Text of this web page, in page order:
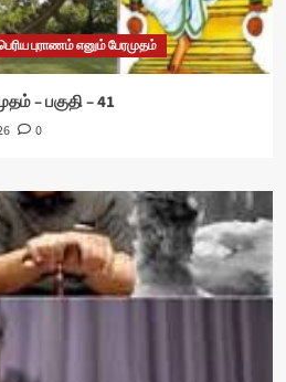
புராணம் எனும் பேரமுதம்
– பகுதி – 41
0